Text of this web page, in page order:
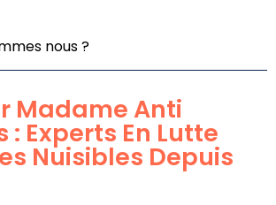
nous ?
Madame Anti
: Experts En Lutte
Nuisibles Depuis